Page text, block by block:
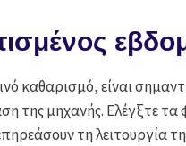
καθαρισμό, είναι
της μηχανής. Ελέγξτε
τη λειτουργία